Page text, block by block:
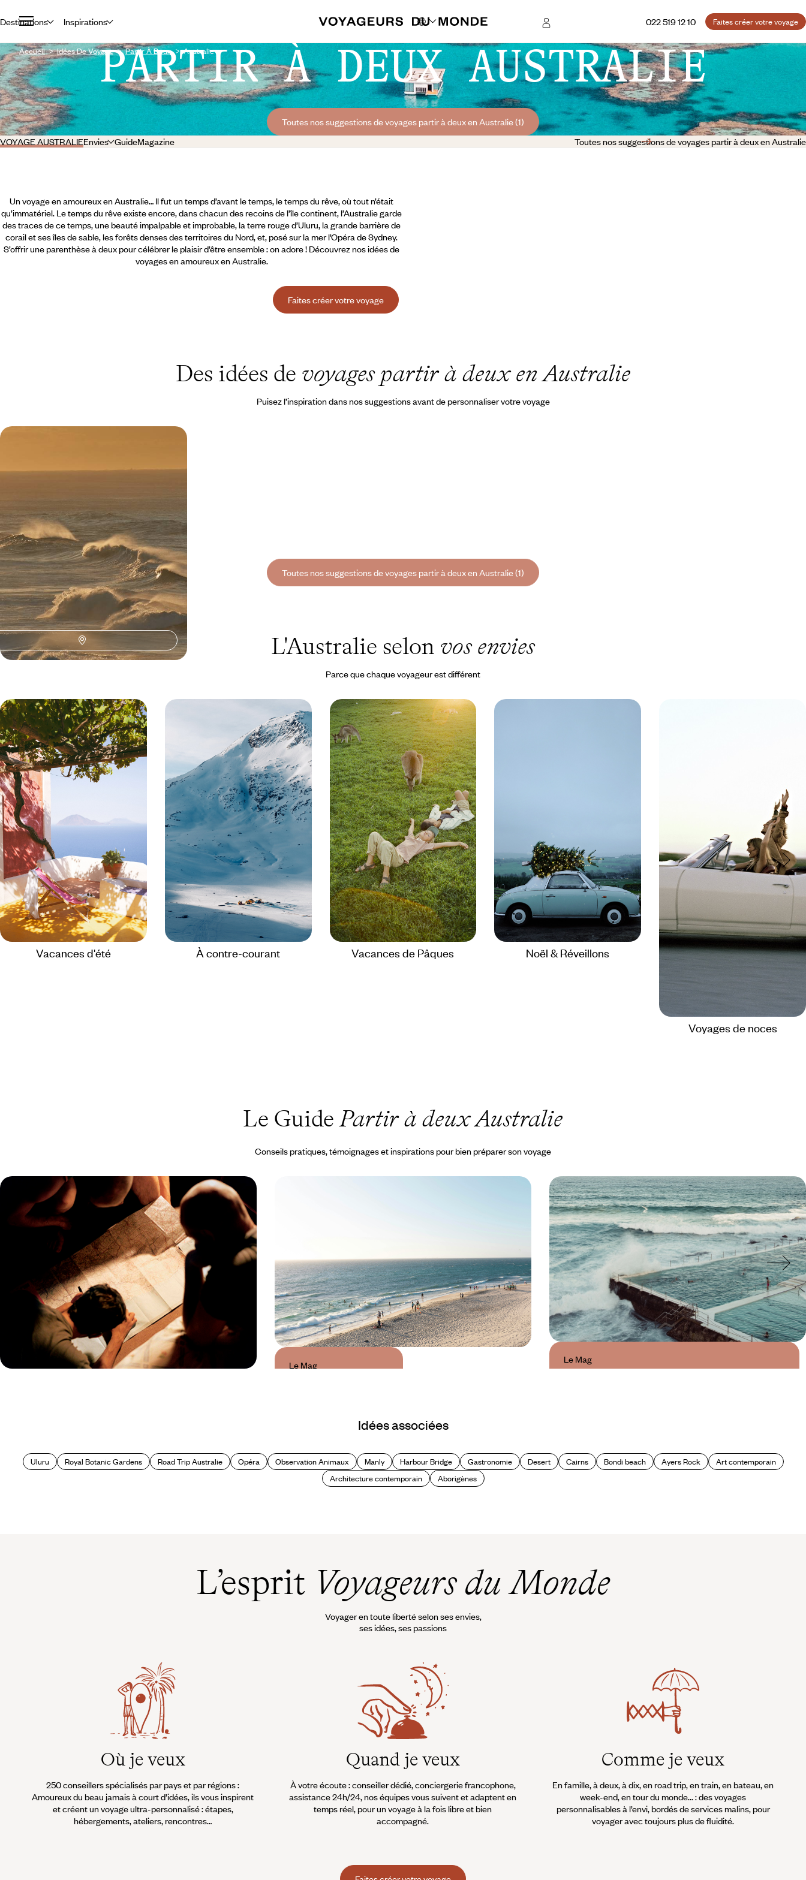
Destinations Inspirations 022 519 12 10 Faites créer votre voyage
Accueil Idées De Voyage Partir À Deux Australie
PARTIR À DEUX AUSTRALIE
Toutes nos suggestions de voyages partir à deux en Australie (1)
VOYAGE AUSTRALIEEnvies GuideMagazine Toutes nos suggestions de voyages partir à deux en Australie
Un voyage en amoureux en Australie… Il fut un temps d’avant le temps, le temps du rêve, où tout n’était
qu’immatériel. Le temps du rêve existe encore, dans chacun des recoins de l’île continent, l’Australie garde
des traces de ce temps, une beauté impalpable et improbable, la terre rouge d’Uluru, la grande barrière de
corail et ses îles de sable, les forêts denses des territoires du Nord, et, posé sur la mer l’Opéra de Sydney.
S’offrir une parenthèse à deux pour célébrer le plaisir d’être ensemble : on adore ! Découvrez nos idées de
voyages en amoureux en Australie.
Faites créer votre voyage
Des idées de voyages partir à deux en Australie
Puisez l’inspiration dans nos suggestions avant de personnaliser votre voyage
saisissants et escales privilégiées
15 jours, de CHF 6600 à CHF 12700
Toutes nos suggestions de voyages partir à deux en Australie (1)
L'Australie selon vos envies
Parce que chaque voyageur est différent
Vacances d'été À contre-courant Vacances de Pâques Noël & Réveillons
Voyages de noces
Le GuidePartir à deux Australie
Conseils pratiques, témoignages et inspirations pour bien préparer son voyage
Le Mag Le Mag
Idées associées
Uluru Royal Botanic Gardens Road Trip Australie Opéra Observation Animaux Manly Harbour Bridge Gastronomie Desert Cairns Bondi beach Ayers Rock
Art contemporain
Architecture contemporain
Aborigènes
L’esprit Voyageurs du Monde
Voyager en toute liberté selon ses envies,
ses idées, ses passions
Où je veux
250 conseillers spécialisés par pays et par régions :
Amoureux du beau jamais à court d’idées, ils vous inspirent
et créent un voyage ultra-personnalisé : étapes,
hébergements, ateliers, rencontres…
Quand je veux
À votre écoute : conseiller dédié, conciergerie francophone,
assistance 24h/24, nos équipes vous suivent et adaptent en
temps réel, pour un voyage à la fois libre et bien
accompagné.
Comme je veux
En famille, à deux, à dix, en road trip, en train, en bateau, en
week-end, en tour du monde... : des voyages
personnalisables à l’envi, bordés de services malins, pour
voyager avec toujours plus de fluidité.